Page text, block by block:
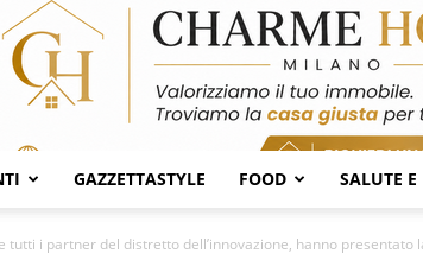
GAZZETTASTYLE FOOD SALUTE E
tutti i partner del distretto dell’innovazione, hanno presentato